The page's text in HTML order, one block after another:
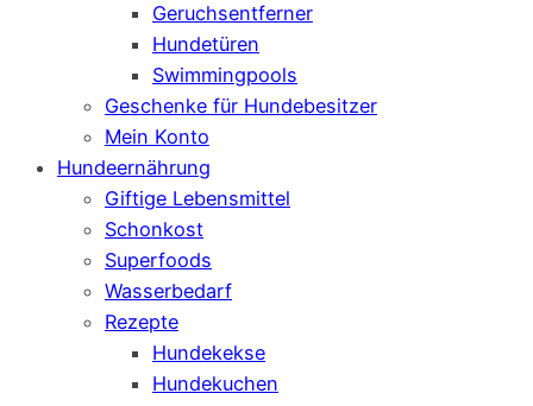
Geruchsentferner
Hundetüren
Swimmingpools
Geschenke für Hundebesitzer
Mein Konto
Hundeernährung
Giftige Lebensmittel
Schonkost
Superfoods
Wasserbedarf
Rezepte
Hundekekse
Hundekuchen